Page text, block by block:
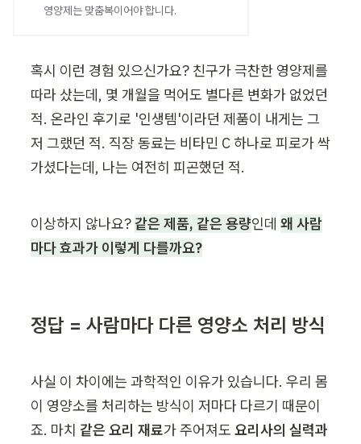
영양제는 맞춤복이어야 합니다.
혹시 이런 경험 있으신가요? 친구가 극찬한 영양제를
따라 샀는데, 몇 개월을 먹어도 별다른 변화가 없었던
적. 온라인 후기로 '인생템'이라던 제품이 내게는 그
저 그랬던 적. 직장 동료는 비타민 C 하나로 피로가 싹
가셨다는데, 나는 여전히 피곤했던 적.
이상하지 않나요? 같은 제품, 같은 용량인데 왜 사람
마다 효과가 이렇게 다를까요?
정답 = 사람마다 다른 영양소 처리 방식
사실 이 차이에는 과학적인 이유가 있습니다. 우리 몸
이 영양소를 처리하는 방식이 저마다 다르기 때문이
죠. 마치 같은 요리 재료가 주어져도 요리사의 실력과